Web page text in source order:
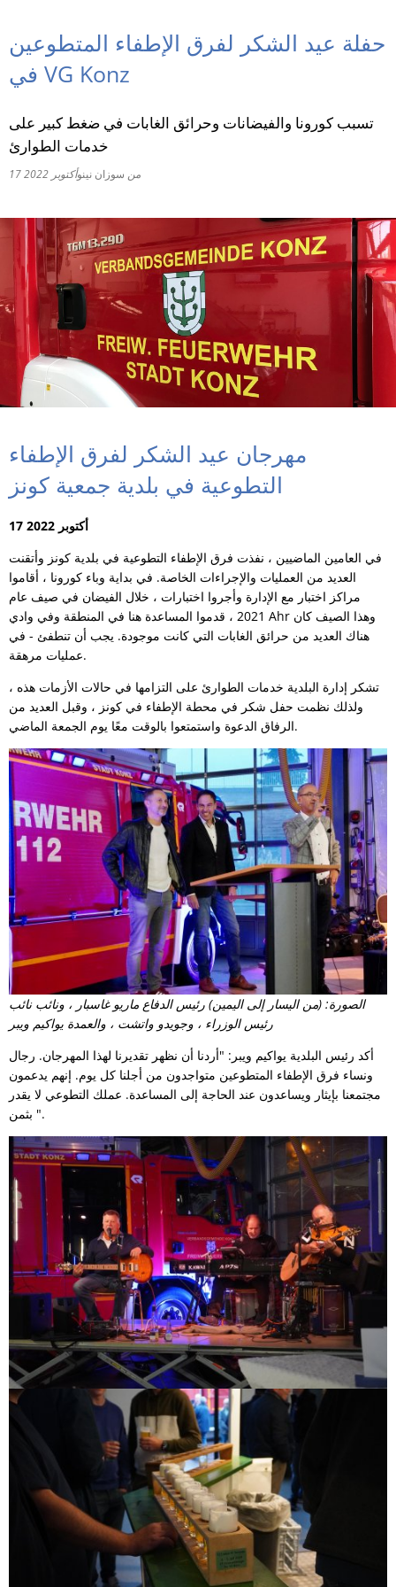
حفلة عيد الشكر لفرق الإطفاء المتطوعين
في VG Konz
تسبب كورونا والفيضانات وحرائق الغابات في ضغط كبير على
خدمات الطوارئ
17 أكتوبر 2022 من سوزان نينو
مهرجان عيد الشكر لفرق الإطفاء
التطوعية في بلدية جمعية كونز
17 أكتوبر 2022
في العامين الماضيين ، نفذت فرق الإطفاء التطوعية في بلدية كونز وأتقنت
العديد من العمليات والإجراءات الخاصة. في بداية وباء كورونا ، أقاموا
مراكز اختبار مع الإدارة وأجروا اختبارات ، خلال الفيضان في صيف عام
2021 ، قدموا المساعدة هنا في المنطقة وفي وادي Ahr وهذا الصيف كان
هناك العديد من حرائق الغابات التي كانت موجودة. يجب أن تنطفئ - في
عمليات مرهقة.
تشكر إدارة البلدية خدمات الطوارئ على التزامها في حالات الأزمات هذه ،
ولذلك نظمت حفل شكر في محطة الإطفاء في كونز ، وقبل العديد من
الرفاق الدعوة واستمتعوا بالوقت معًا يوم الجمعة الماضي.
الصورة: (من اليسار إلى اليمين) رئيس الدفاع ماريو غاسبار ، ونائب نائب
رئيس الوزراء ، وجويدو واتشت ، والعمدة يواكيم ويبر
أكد رئيس البلدية يواكيم ويبر: "أردنا أن نظهر تقديرنا لهذا المهرجان. رجال
ونساء فرق الإطفاء المتطوعين متواجدون من أجلنا كل يوم. إنهم يدعمون
مجتمعنا بإيثار ويساعدون عند الحاجة إلى المساعدة. عملك التطوعي لا يقدر
بثمن ".